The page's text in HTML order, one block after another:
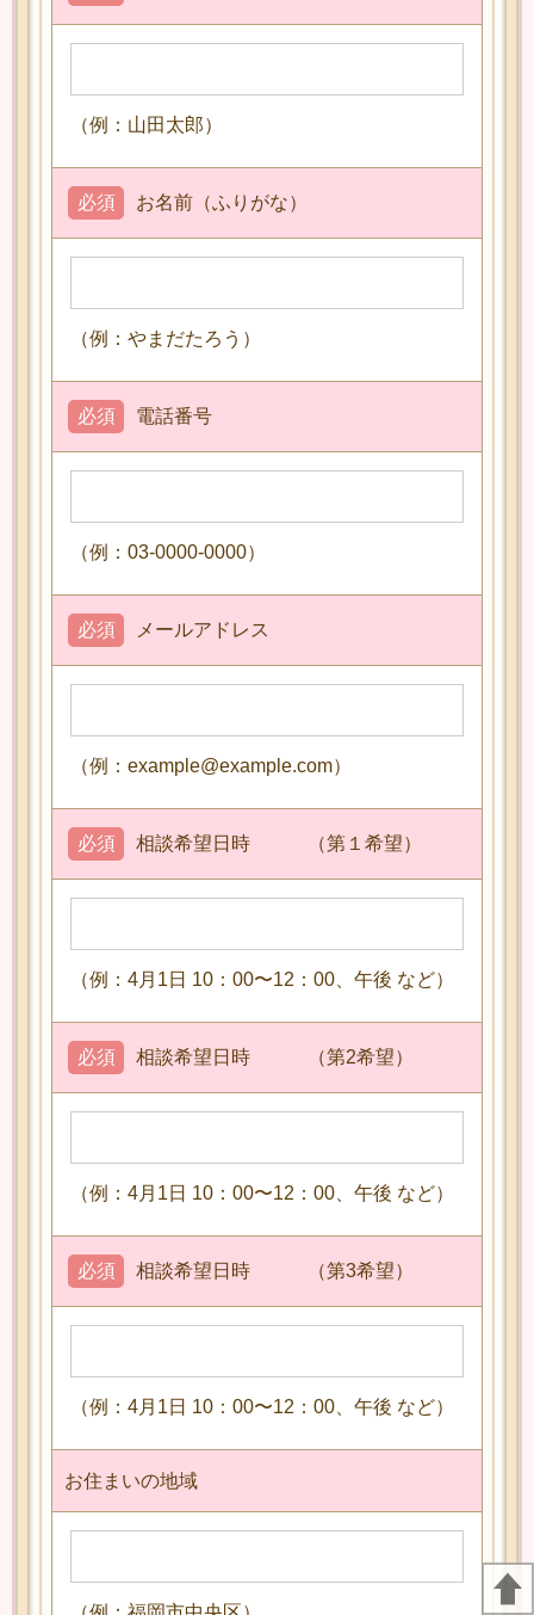
（例：山田太郎）
お名前（ふりがな）
必須
（例：やまだたろう）
電話番号
必須
（例：03-0000-0000）
メールアドレス
必須
（例：example@example.com）
相談希望日時 （第１希望）
必須
（例：4月1日 10：00〜12：00、午後 など）
相談希望日時 （第2希望）
必須
（例：4月1日 10：00〜12：00、午後 など）
相談希望日時 （第3希望）
必須
（例：4月1日 10：00〜12：00、午後 など）
お住まいの地域